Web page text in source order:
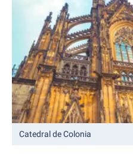
Catedral de Colonia